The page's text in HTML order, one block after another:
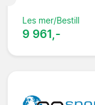
Les mer/Bestill
9 961,-